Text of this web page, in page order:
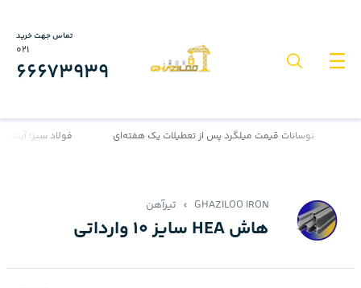
تماس جهت خرید
021
66673939
نوسانات قیمت میلگرد پس از تعطیلات یک هفته‌ای فولاد سبز؛
GHAZILOO IRON تیرآهن
هاش HEA سایز 10 وارداتی